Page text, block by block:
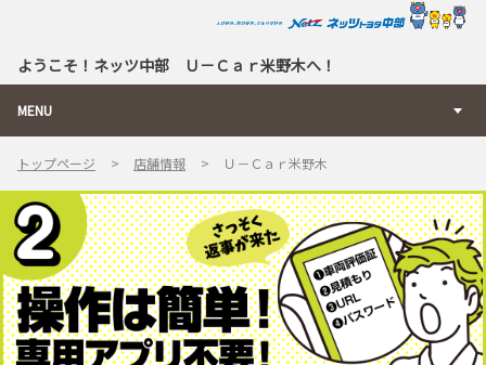
ようこそ！ネッツ中部 Ｕ－Ｃａｒ米野木へ！
MENU
トップページ 店舗情報 Ｕ－Ｃａｒ米野木